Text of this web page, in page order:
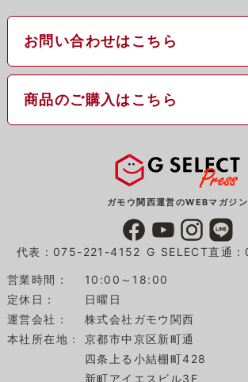
お問い合わせはこちら
商品のご購入はこちら
ガモウ関西運営のWEBマガジン
代表：075-221-4152 G SELECT直通
営業時間：
10:00～18:00
定休日：
日曜日
運営会社：
株式会社ガモウ関西
本社所在地：
京都市中京区新町通
四条上る小結棚町428
新町アイエスビル3F